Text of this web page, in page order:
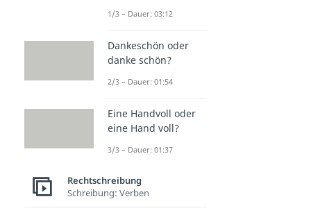
1/3 – Dauer: 03:12
Dankeschön oder
danke schön?
2/3 – Dauer: 01:54
Eine Handvoll oder
eine Hand voll?
3/3 – Dauer: 01:37
Rechtschreibung
Schreibung: Verben